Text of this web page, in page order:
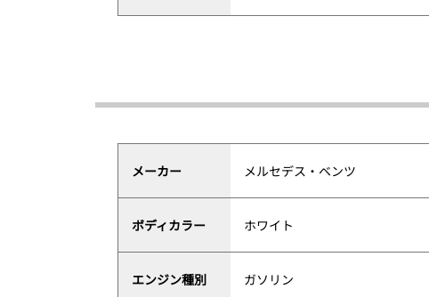
メーカー メルセデス・ベンツ
ボディカラー ホワイト
エンジン種別 ガソリン